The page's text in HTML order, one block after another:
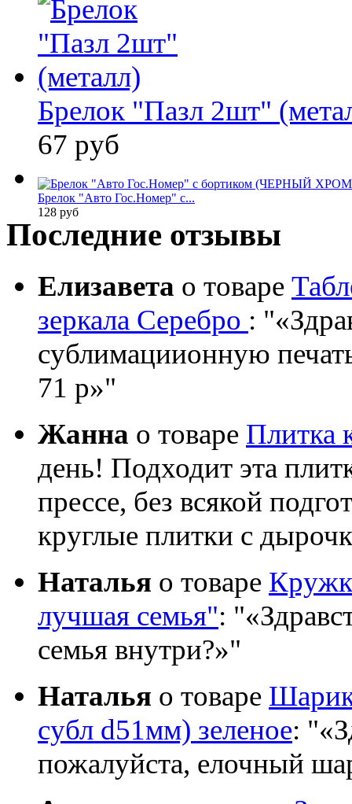
Брелок "Пазл 2шт"
67 руб
Брелок "Авто Гос.Номер" с...
128 руб
Последние отзывы
Елизавета о товаре
зеркала Серебро :
сублимациионную
71 р»
Жанна о товаре Плитка
день! Подходит эта
прессе, без всякой
круглые плитки с
Наталья о товаре
лучшая семья":
семья внутри?»
Наталья о товаре
субл d51мм) зеленое:
пожалуйста, елочный